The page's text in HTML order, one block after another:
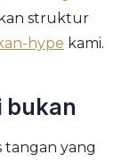
struktur
hype kami.
bukan
yang